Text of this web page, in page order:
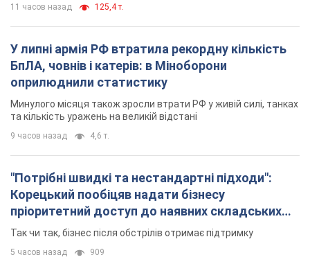
11 часов назад 125,4 т.
У липні армія РФ втратила рекордну кількість
БпЛА, човнів і катерів: в Міноборони
оприлюднили статистику
Минулого місяця також зросли втрати РФ у живій силі, танках
та кількість уражень на великій відстані
9 часов назад 4,6 т.
"Потрібні швидкі та нестандартні підходи":
Корецький пообіцяв надати бізнесу
пріоритетний доступ до наявних складських
приміщень
Так чи так, бізнес після обстрілів отримає підтримку
5 часов назад 909